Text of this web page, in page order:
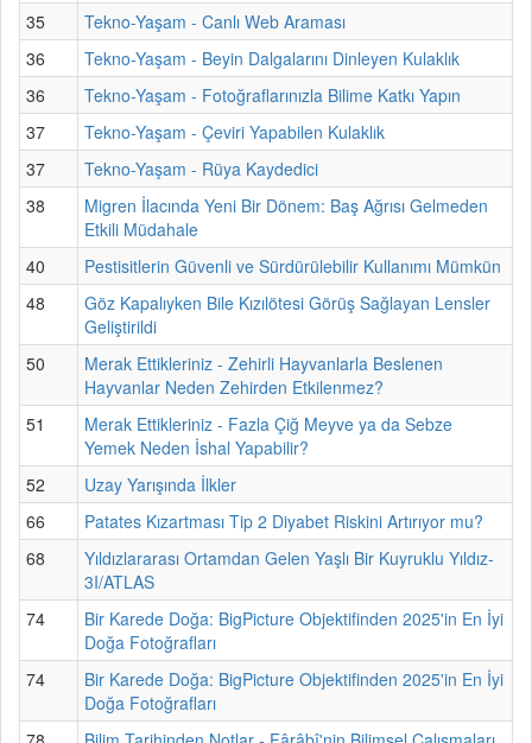
35
Tekno-Yaşam - Canlı Web Araması
36
Tekno-Yaşam - Beyin Dalgalarını Dinleyen Kulaklık
36
Tekno-Yaşam - Fotoğraflarınızla Bilime Katkı Yapın
37
Tekno-Yaşam - Çeviri Yapabilen Kulaklık
37
Tekno-Yaşam - Rüya Kaydedici
38
Migren İlacında Yeni Bir Dönem: Baş Ağrısı Gelmeden
Etkili Müdahale
40
Pestisitlerin Güvenli ve Sürdürülebilir Kullanımı Mümkün
48
Göz Kapalıyken Bile Kızılötesi Görüş Sağlayan Lensler
Geliştirildi
50
Merak Ettikleriniz - Zehirli Hayvanlarla Beslenen
Hayvanlar Neden Zehirden Etkilenmez?
51
Merak Ettikleriniz - Fazla Çiğ Meyve ya da Sebze
Yemek Neden İshal Yapabilir?
52
Uzay Yarışında İlkler
66
Patates Kızartması Tip 2 Diyabet Riskini Artırıyor mu?
68
Yıldızlararası Ortamdan Gelen Yaşlı Bir Kuyruklu Yıldız-
3I/ATLAS
74
Bir Karede Doğa: BigPicture Objektifinden 2025'in En İyi
Doğa Fotoğrafları
74
Bir Karede Doğa: BigPicture Objektifinden 2025'in En İyi
Doğa Fotoğrafları